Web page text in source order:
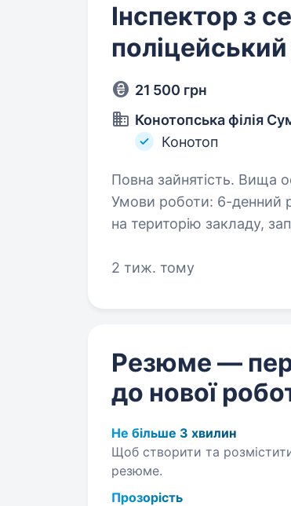
Інспектор з
21 500 грн
Конотопська філія
Конотоп
Повна зайнятість. Вища освіта. Вимоги: вища освіта,
Умови роботи: 6-денний робочий
на територію закладу,
2 тиж. тому
Резюме —
до нової
Не більше 3 хвилин
Щоб створити та
резюме.
Прозорість